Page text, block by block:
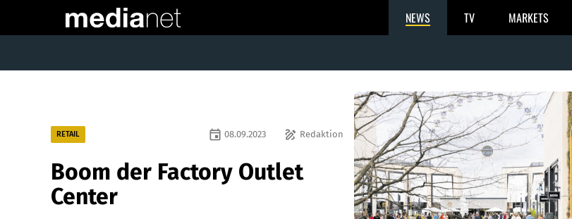
NEWS TV MARKETS
RETAIL draw Redaktion
event 08.09.2023
Boom der Factory Outlet
Center